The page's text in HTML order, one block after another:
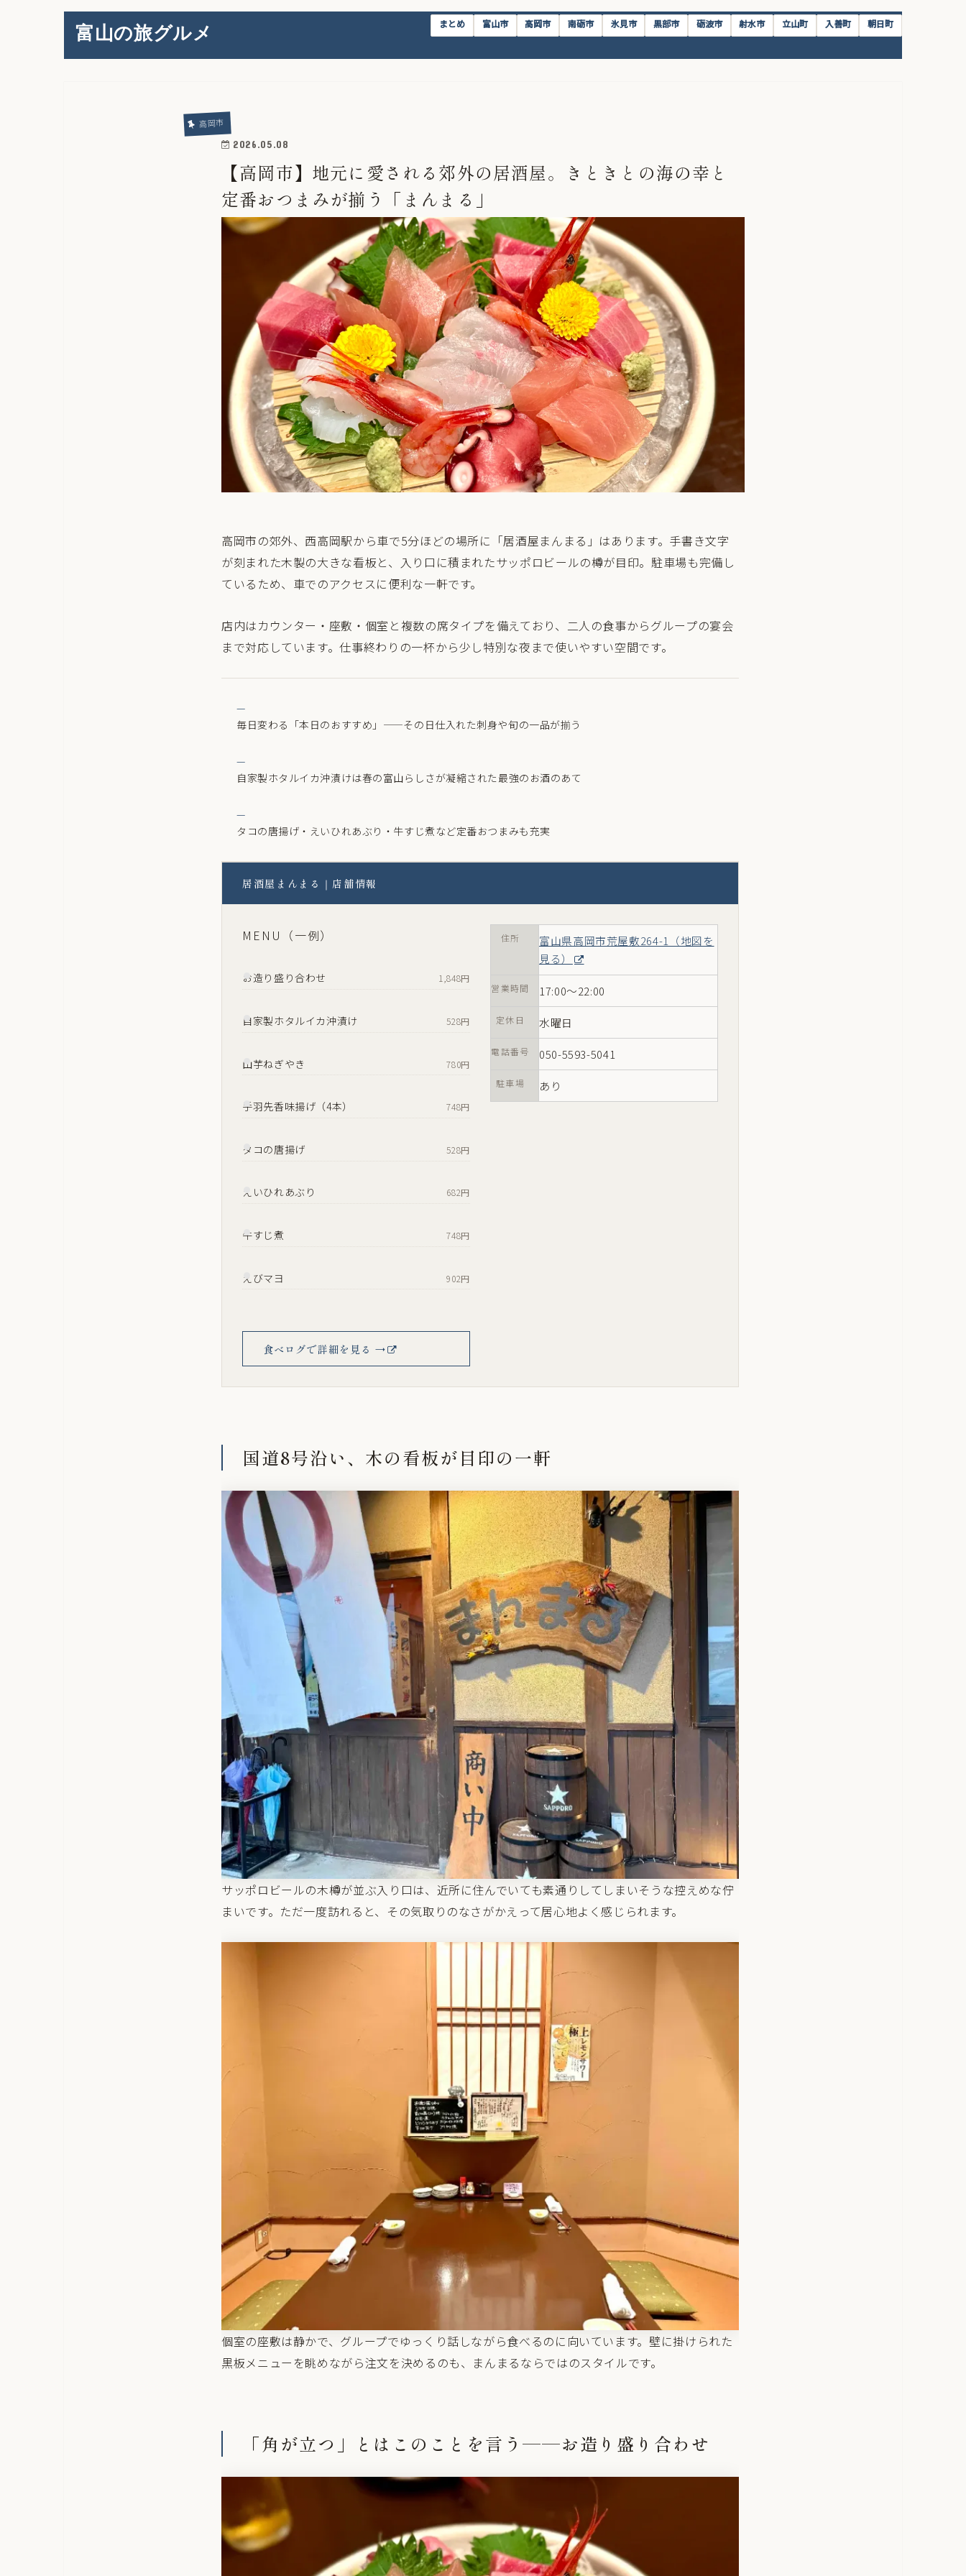
富山の旅グルメ まとめ 富山市 高岡市 南砺市 氷見市 黒部市 砺波市 射水市 立山町 入善町 朝日町
高岡市
2026.05.08
【高岡市】地元に愛される郊外の居酒屋。きときとの海の幸と
定番おつまみが揃う「まんまる」
高岡市の郊外、西高岡駅から車で5分ほどの場所に「居酒屋まんまる」はあります。手書き文字
が刻まれた木製の大きな看板と、入り口に積まれたサッポロビールの樽が目印。駐車場も完備し
ているため、車でのアクセスに便利な一軒です。
店内はカウンター・座敷・個室と複数の席タイプを備えており、二人の食事からグループの宴会
まで対応しています。仕事終わりの一杯から少し特別な夜まで使いやすい空間です。
毎日変わる「本日のおすすめ」——その日仕入れた刺身や旬の一品が揃う
自家製ホタルイカ沖漬けは春の富山らしさが凝縮された最強のお酒のあて
タコの唐揚げ・えいひれあぶり・牛すじ煮など定番おつまみも充実
居酒屋まんまる｜店舗情報
MENU（一例）
お造り盛り合わせ 1,848円
自家製ホタルイカ沖漬け 528円
山芋ねぎやき 780円
手羽先香味揚げ（4本） 748円
タコの唐揚げ 528円
えいひれあぶり 682円
牛すじ煮 748円
えびマヨ 902円
住所
富山県高岡市荒屋敷264-1（地図を
見る）
営業時間 17:00〜22:00
定休日 水曜日
電話番号 050-5593-5041
駐車場 あり
食べログで詳細を見る →
国道8号沿い、木の看板が目印の一軒
サッポロビールの木樽が並ぶ入り口は、近所に住んでいても素通りしてしまいそうな控えめな佇
まいです。ただ一度訪れると、その気取りのなさがかえって居心地よく感じられます。
個室の座敷は静かで、グループでゆっくり話しながら食べるのに向いています。壁に掛けられた
黒板メニューを眺めながら注文を決めるのも、まんまるならではのスタイルです。
「角が立つ」とはこのことを言う——お造り盛り合わせ